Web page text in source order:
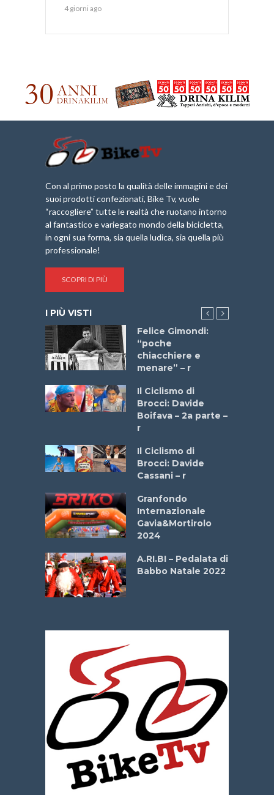
4 giorni ago
Con al primo posto la qualità delle immagini e dei
suoi prodotti confezionati, Bike Tv, vuole
“raccogliere” tutte le realtà che ruotano intorno
al fantastico e variegato mondo della bicicletta,
in ogni sua forma, sia quella ludica, sia quella più
professionale!
SCOPRI DI PIÙ
I PIÙ VISTI
Felice Gimondi:
“poche
chiacchiere e
menare” – r
Il Ciclismo di
Brocci: Davide
Boifava – 2a parte –
r
Il Ciclismo di
Brocci: Davide
Cassani – r
Granfondo
Internazionale
Gavia&Mortirolo
2024
A.RI.BI – Pedalata di
Babbo Natale 2022